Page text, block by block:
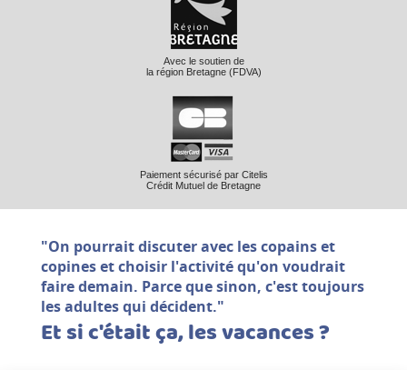
Avec le soutien de
la région Bretagne (FDVA)
Paiement sécurisé par Citelis
Crédit Mutuel de Bretagne
"On pourrait discuter avec les copains et
copines et choisir l'activité qu'on voudrait
faire demain. Parce que sinon, c'est toujours
les adultes qui décident."
Et si c'était ça, les vacances ?